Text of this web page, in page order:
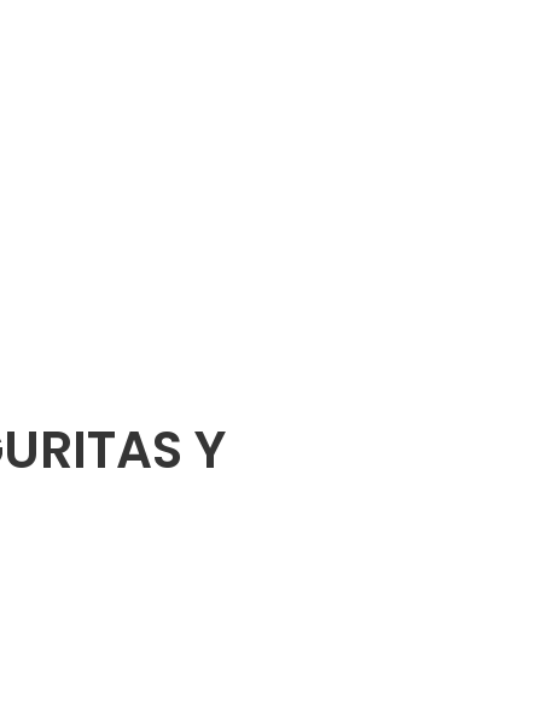
Y